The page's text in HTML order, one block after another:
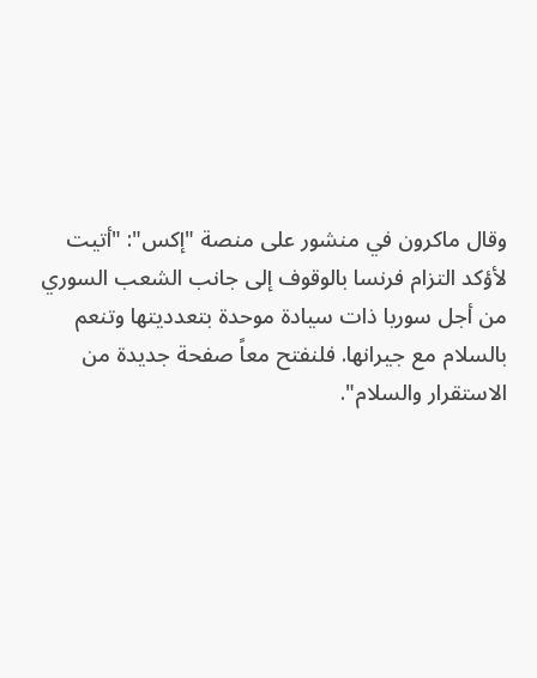
وقال ماكرون في منشور على منصة "إكس": "أتيت
لأؤكد التزام فرنسا بالوقوف إلى جانب الشعب السوري
من أجل سوريا ذات سيادة موحدة بتعدديتها وتنعم
بالسلام مع جيرانها. فلنفتح معاً صفحة جديدة من
الاستقرار والسلام".